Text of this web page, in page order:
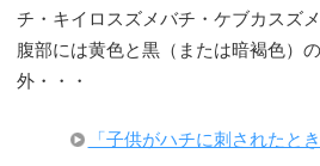
チ・キイロスズメバチ・ケブカスズ
腹部には黄色と黒（または暗褐色）
外・・・
「子供がハチに刺されたと